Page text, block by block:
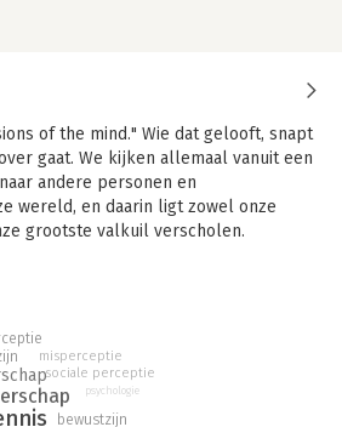
of the mind." Wie dat gelooft, snapt
gaat. We kijken allemaal vanuit een
andere personen en
wereld, en daarin ligt zowel onze
grootste valkuil verscholen.
langer slechts een spelletje. In het
hele organisaties hierop. De vraag is
jij je van je eigen perceptie; van de
je team, en van de aanwezige
bewustzijn
misperceptie
sociale perceptie
psychologie